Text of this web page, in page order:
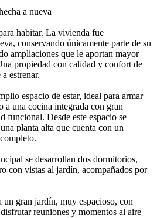
a nueva
habitar. La vivienda fue
conservando únicamente parte de su
ampliaciones que le aportan mayor
propiedad con calidad y confort de
estrenar.
espacio de estar, ideal para armar
a una cocina integrada con gran
funcional. Desde este espacio se
planta alta que cuenta con un
se desarrollan dos dormitorios,
con vistas al jardín, acompañados por
un gran jardín, muy espacioso, con
reuniones y momentos al aire